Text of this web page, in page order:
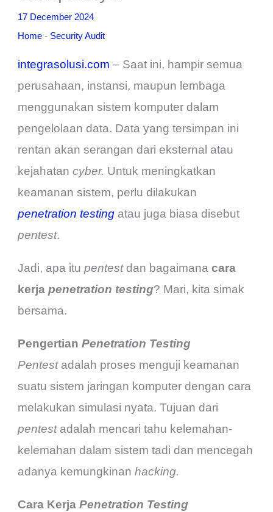
17 December 2024
Home - Security Audit
integrasolusi.com – Saat ini, hampir semua
perusahaan, instansi, maupun lembaga
menggunakan sistem komputer dalam
pengelolaan data. Data yang tersimpan ini
rentan akan serangan dari eksternal atau
kejahatancyber. Untuk meningkatkan
keamanan sistem, perlu dilakukan
penetration testing atau juga biasa disebut
pentest.
Jadi, apa itupentest dan bagaimanacara
kerjapenetration testing? Mari, kita simak
bersama.
PengertianPenetration Testing
Pentestadalah proses menguji keamanan
suatu sistem jaringan komputer dengan cara
melakukan simulasi nyata. Tujuan dari
pentest adalah mencari tahu kelemahan-
kelemahan dalam sistem tadi dan mencegah
adanya kemungkinanhacking.
Cara KerjaPenetration Testing